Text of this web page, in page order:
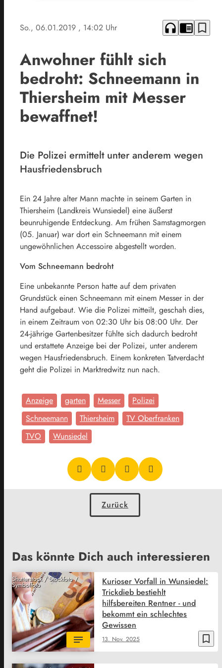
So., 06.01.2019 , 14:02 Uhr headphones chrome_reader_mode bookmark_border
Anwohner fühlt sich
bedroht: Schneemann in
Thiersheim mit Messer
bewaffnet!
Die Polizei ermittelt unter anderem wegen
Hausfriedensbruch
Ein 24 Jahre alter Mann machte in seinem Garten in
Thiersheim (Landkreis Wunsiedel) eine äußerst
beunruhigende Entdeckung. Am frühen Samstagmorgen
(05. Januar) war dort ein Schneemann mit einem
ungewöhnlichen Accessoire abgestellt worden.
Vom Schneemann bedroht
Eine unbekannte Person hatte auf dem privaten
Grundstück einen Schneemann mit einem Messer in der
Hand aufgebaut. Wie die Polizei mitteilt, geschah dies,
in einem Zeitraum von 02:30 Uhr bis 08:00 Uhr. Der
24-jährige Gartenbesitzer fühlte sich dadurch bedroht
und erstattete Anzeige bei der Polizei, unter anderem
wegen Hausfriedensbruch. Einem konkreten Tatverdacht
geht die Polizei in Marktredwitz nun nach.
Anzeige garten Messer
Polizei
Schneemann
Thiersheim
TV Oberfranken
TVO
Wunsiedel
Zurück
Das könnte Dich auch interessieren
Shutterstock / Stockfoto /
Symbolfoto
bookmark_border
13. Nov. 2025
Kurioser Vorfall in Wunsiedel:
Trickdieb bestiehlt
hilfsbereiten Rentner - und
bekommt ein schlechtes
Gewissen